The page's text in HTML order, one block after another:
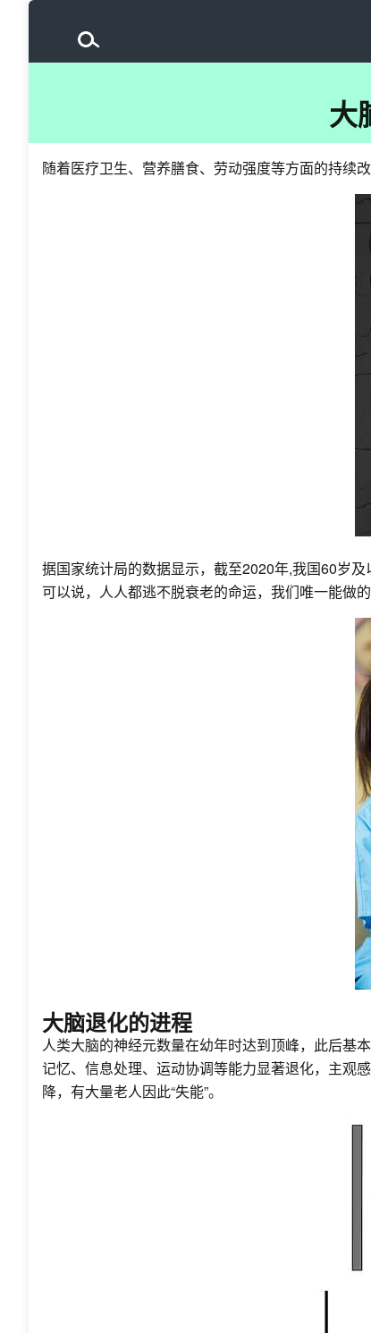
大
随着医疗卫生、营养膳食、劳动强度等方面的持续
据国家统计局的数据显示，截至2020年,我国60岁
可以说，人人都逃不脱衰老的命运，我们唯一能做
大脑退化的进程
人类大脑的神经元数量在幼年时达到顶峰，此后基
记忆、信息处理、运动协调等能力显著退化，主观
降，有大量老人因此“失能”。